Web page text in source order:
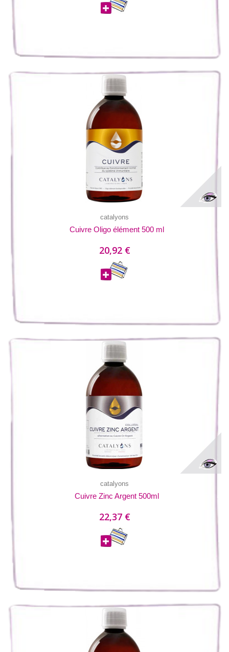
catalyons
Cuivre Oligo élément 500 ml
20,92 €
catalyons
Cuivre Zinc Argent 500ml
22,37 €